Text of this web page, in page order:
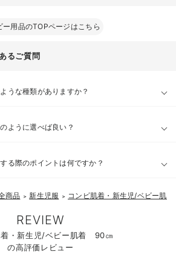
用品のTOPページはこちら
るご質問
うな種類がありますか？
ように選べば良い？
る際のポイントは何ですか？
に入り商品を確認する
商品 ＞ 新生児服 ＞ コンビ肌着・新生児/ベビー肌着
REVIEW
着・新生児/ベビー肌着 90㎝
の高評価レビュー